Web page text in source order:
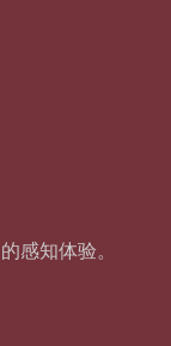
感知体验。